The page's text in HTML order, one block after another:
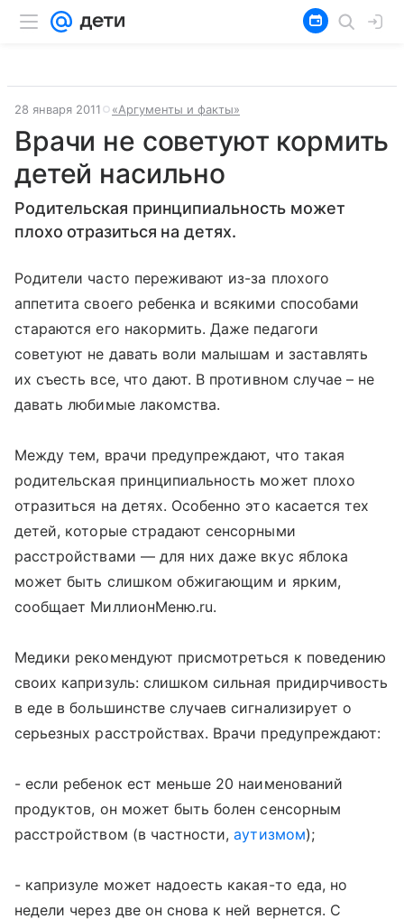
28 января 2011 «Аргументы и факты»
Врачи не советуют кормить
детей насильно
Родительская принципиальность может
плохо отразиться на детях.
Родители часто переживают из-за плохого
аппетита своего ребенка и всякими способами
стараются его накормить. Даже педагоги
советуют не давать воли малышам и заставлять
их съесть все, что дают. В противном случае – не
давать любимые лакомства.
Между тем, врачи предупреждают, что такая
родительская принципиальность может плохо
отразиться на детях. Особенно это касается тех
детей, которые страдают сенсорными
расстройствами — для них даже вкус яблока
может быть слишком обжигающим и ярким,
сообщает МиллионМеню.ru.
Медики рекомендуют присмотреться к поведению
своих капризуль: слишком сильная придирчивость
в еде в большинстве случаев сигнализирует о
серьезных расстройствах. Врачи предупреждают:
- если ребенок ест меньше 20 наименований
продуктов, он может быть болен сенсорным
расстройством (в частности,аутизмом);
- капризуле может надоесть какая-то еда, но
недели через две он снова к ней вернется. С